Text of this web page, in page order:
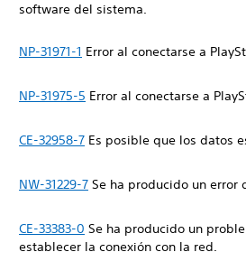
software del sistema.
NP-31971-1 Error al conectarse a
NP-31975-5 Error al conectarse a
CE-32958-7 Es posible que los datos
NW-31229-7 Se ha producido un error
CE-33383-0 Se ha producido un
establecer la conexión con la red.